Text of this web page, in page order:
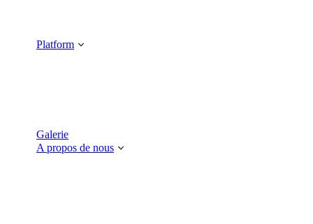
Platform
Galerie
A propos de nous